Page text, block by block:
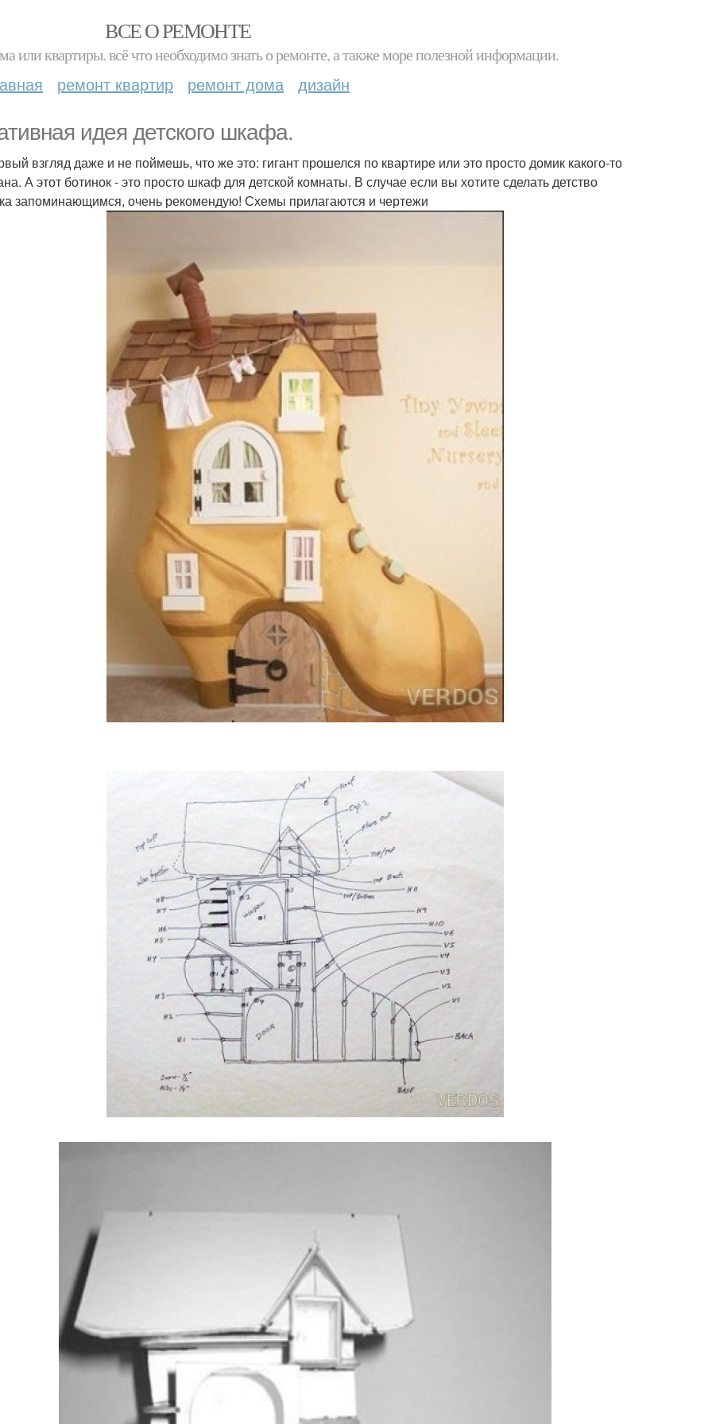
ВСЕ О РЕМОНТЕ
или квартиры. всё что необходимо знать о ремонте, а также море полезной информации.
ремонт квартир ремонт дома дизайн
идея детского шкафа.
взгляд даже и не поймешь, что же это: гигант прошелся по квартире или это просто домик какого-то
А этот ботинок - это просто шкаф для детской комнаты. В случае если вы хотите сделать детство
запоминающимся, очень рекомендую! Схемы прилагаются и чертежи